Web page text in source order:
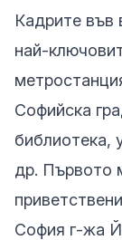
Кадрите във
най-
Софийска
библиотека,
др. Първото
София г-жа